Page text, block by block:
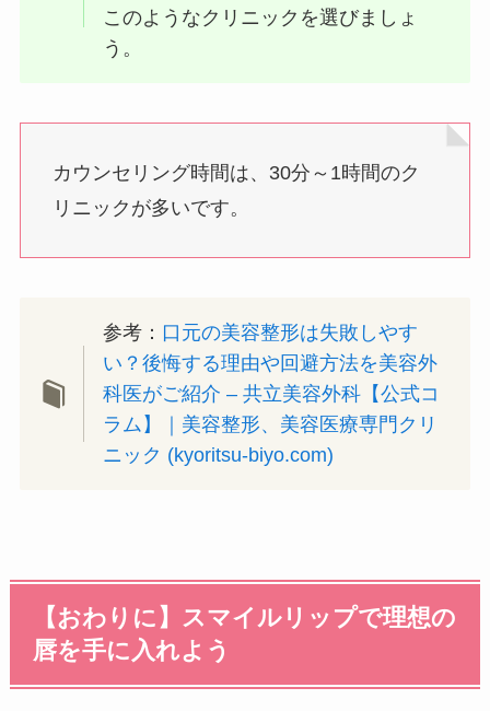
このようなクリニックを選びましょ
う。
カウンセリング時間は、30分～1時間のク
リニックが多いです。
参考： 口元の美容整形は失敗しやす
い？後悔する理由や回避方法を美容外
科医がご紹介 – 共立美容外科【公式コ
ラム】｜美容整形、美容医療専門クリ
ニック (kyoritsu-biyo.com)
【おわりに】スマイルリップで理想の
唇を手に入れよう